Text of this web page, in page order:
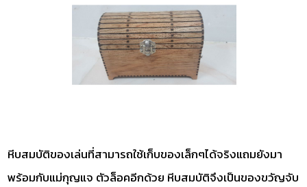
หีบสมบัติของเล่นที่สามารถใช้เก็บของเล็กๆได้จริงแถมยังมา
พร้อมกับแม่กุญแจ ตัวล็อคอีกด้วย หีบสมบัติจึงเป็นของขวัญจับ